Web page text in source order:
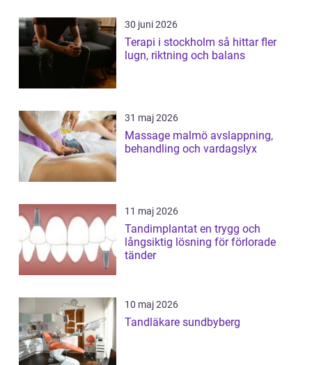
30 juni 2026
Terapi i stockholm så hittar fler
lugn, riktning och balans
31 maj 2026
Massage malmö avslappning,
behandling och vardagslyx
11 maj 2026
Tandimplantat en trygg och
långsiktig lösning för förlorade
tänder
10 maj 2026
Tandläkare sundbyberg